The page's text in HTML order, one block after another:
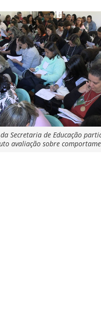
Secretaria de Educação
avaliação sobre